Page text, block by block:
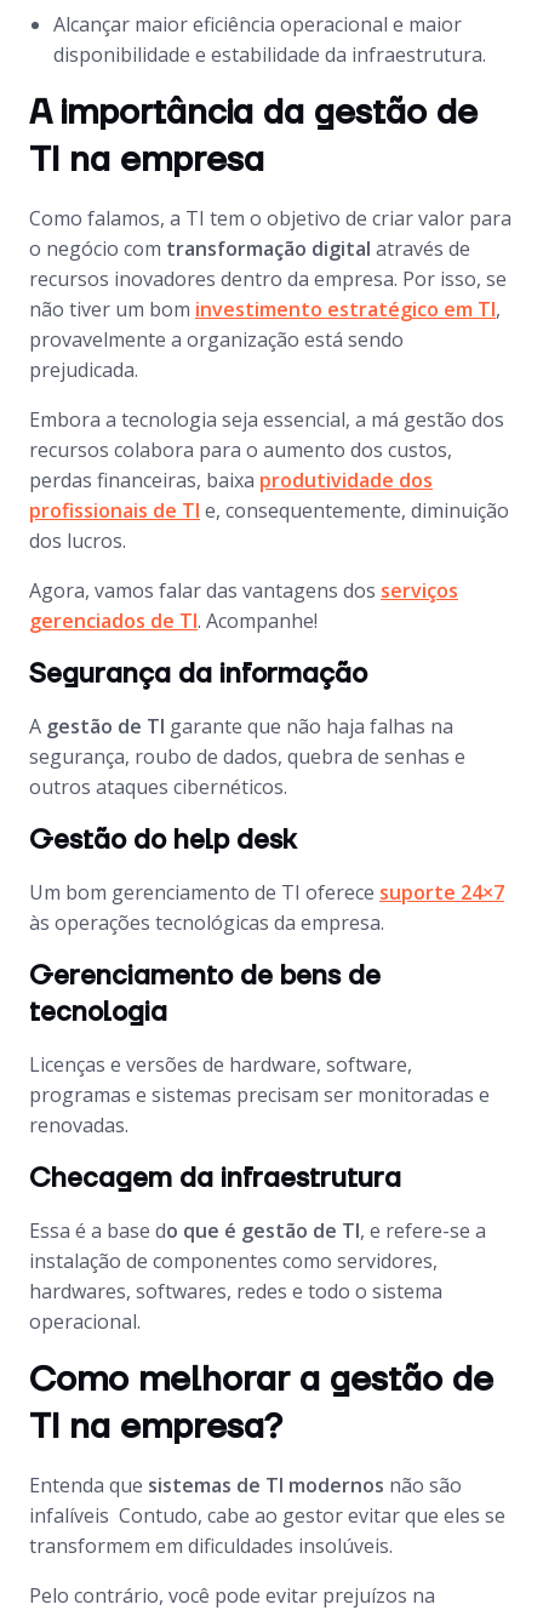
Alcançar maior eficiência operacional e maior
disponibilidade e estabilidade da infraestrutura.
A importância da gestão de
TI na empresa
Como falamos, a TI tem o objetivo de criar valor para
o negócio com transformação digital através de
recursos inovadores dentro da empresa. Por isso, se
não tiver um bom investimento estratégico em TI,
provavelmente a organização está sendo
prejudicada.
Embora a tecnologia seja essencial, a má gestão dos
recursos colabora para o aumento dos custos,
perdas financeiras, baixa produtividade dos
profissionais de TI e, consequentemente, diminuição
dos lucros.
Agora, vamos falar das vantagens dos serviços
gerenciados de TI. Acompanhe!
Segurança da informação
A gestão de TI garante que não haja falhas na
segurança, roubo de dados, quebra de senhas e
outros ataques cibernéticos.
Gestão do help desk
Um bom gerenciamento de TI oferece suporte 24×7
às operações tecnológicas da empresa.
Gerenciamento de bens de
tecnologia
Licenças e versões de hardware, software,
programas e sistemas precisam ser monitoradas e
renovadas.
Checagem da infraestrutura
Essa é a base do que é gestão de TI, e refere-se a
instalação de componentes como servidores,
hardwares, softwares, redes e todo o sistema
operacional.
Como melhorar a gestão de
TI na empresa?
Entenda que sistemas de TI modernos não são
infalíveis Contudo, cabe ao gestor evitar que eles se
transformem em dificuldades insolúveis.
Pelo contrário, você pode evitar prejuízos na